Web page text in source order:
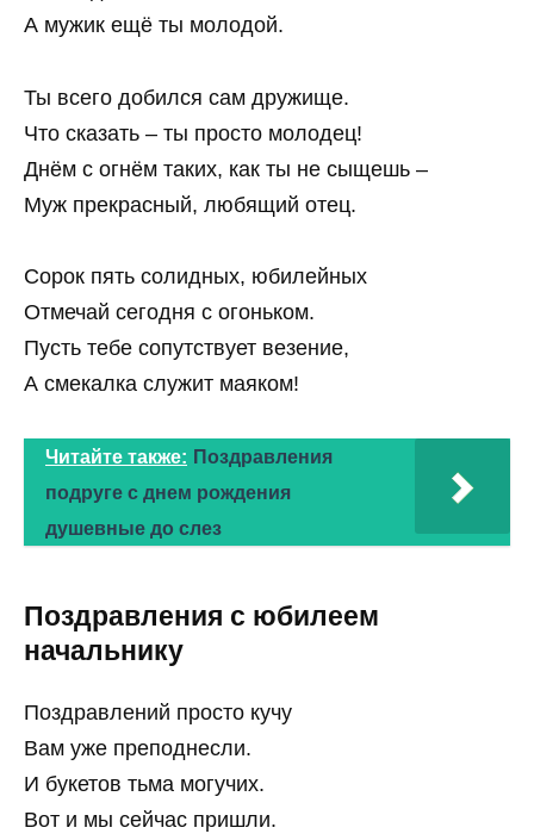
А мужик ещё ты молодой.
Ты всего добился сам дружище.
Что сказать – ты просто молодец!
Днём с огнём таких, как ты не сыщешь –
Муж прекрасный, любящий отец.
Сорок пять солидных, юбилейных
Отмечай сегодня с огоньком.
Пусть тебе сопутствует везение,
А смекалка служит маяком!
Читайте также: Поздравления
подруге с днем рождения
душевные до слез
Поздравления с юбилеем
начальнику
Поздравлений просто кучу
Вам уже преподнесли.
И букетов тьма могучих.
Вот и мы сейчас пришли.